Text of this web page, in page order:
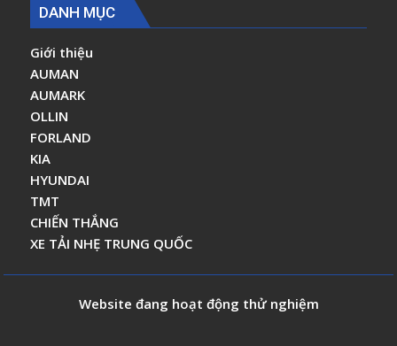
DANH MỤC
Giới thiệu
AUMAN
AUMARK
OLLIN
FORLAND
KIA
HYUNDAI
TMT
CHIẾN THẮNG
XE TẢI NHẸ TRUNG QUỐC
Website đang hoạt động thử nghiệm